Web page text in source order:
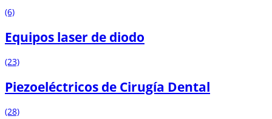
(6)
Equipos laser de diodo
(23)
Piezoeléctricos de Cirugía Dental
(28)